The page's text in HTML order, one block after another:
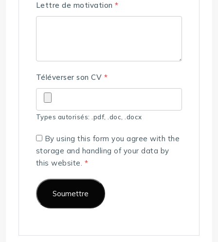
Lettre de motivation*
Téléverser son CV *
Types autorisés: .pdf, .doc, .docx
By using this form you agree with the
storage and handling of your data by
this website. *